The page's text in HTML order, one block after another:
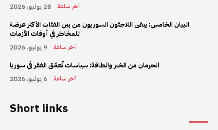
Short links
آخر ساعة
28 يوليو، 2026
البيان الخامس: يبقى اللاجئون السوريون من بين الفئات الأكثر عرضة
للمخاطر في أوقات الأزمات
آخر ساعة
9 يوليو، 2026
الحرمان من الخبز والطاقة: سياسات تُعمّق الفقر في سوريا
آخر ساعة 6 يوليو، 2026